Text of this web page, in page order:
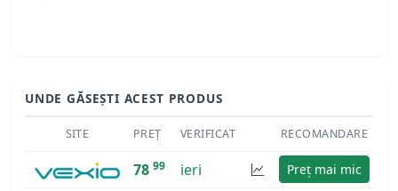
UNDE GĂSEȘTI ACEST PRODUS
SITE PREȚ VERIFICAT RECOMANDARE
78 99 ieri Preț mai mic